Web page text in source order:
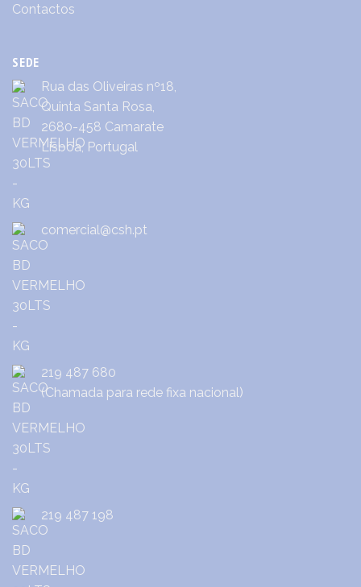
Contactos
SEDE
Rua das Oliveiras nº18,
Quinta Santa Rosa,
2680-458 Camarate
Lisboa, Portugal
comercial@csh.pt
219 487 680
(Chamada para rede fixa nacional)
219 487 198